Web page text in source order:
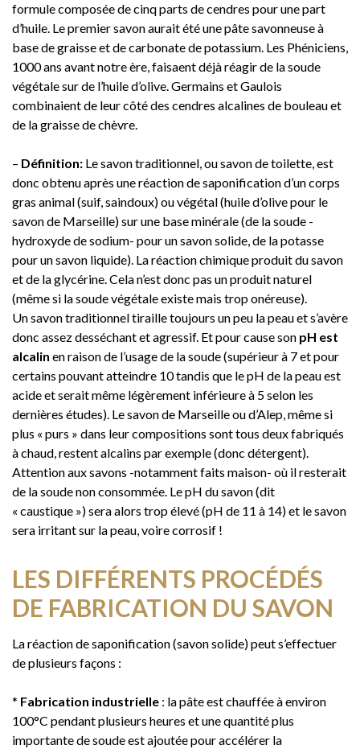
formule composée de cinq parts de cendres pour une part
d’huile. Le premier savon aurait été une pâte savonneuse à
base de graisse et de carbonate de potassium. Les Phéniciens,
1000 ans avant notre ère, faisaent déjà réagir de la soude
végétale sur de l’huile d’olive. Germains et Gaulois
combinaient de leur côté des cendres alcalines de bouleau et
de la graisse de chèvre.
– Définition: Le savon traditionnel, ou savon de toilette, est
donc obtenu après une réaction de saponification d’un corps
gras animal (suif, saindoux) ou végétal (huile d’olive pour le
savon de Marseille) sur une base minérale (de la soude -
hydroxyde de sodium- pour un savon solide, de la potasse
pour un savon liquide). La réaction chimique produit du savon
et de la glycérine. Cela n’est donc pas un produit naturel
(même si la soude végétale existe mais trop onéreuse).
Un savon traditionnel tiraille toujours un peu la peau et s’avère
donc assez desséchant et agressif. Et pour cause son pH est
alcalin en raison de l’usage de la soude (supérieur à 7 et pour
certains pouvant atteindre 10 tandis que le pH de la peau est
acide et serait même légèrement inférieure à 5 selon les
dernières études). Le savon de Marseille ou d’Alep, même si
plus « purs » dans leur compositions sont tous deux fabriqués
à chaud, restent alcalins par exemple (donc détergent).
Attention aux savons -notamment faits maison- où il resterait
de la soude non consommée. Le pH du savon (dit
« caustique ») sera alors trop élevé (pH de 11 à 14) et le savon
sera irritant sur la peau, voire corrosif !
LES DIFFÉRENTS PROCÉDÉS
DE FABRICATION DU SAVON
La réaction de saponification (savon solide) peut s’effectuer
de plusieurs façons :
* Fabrication industrielle : la pâte est chauffée à environ
100°C pendant plusieurs heures et une quantité plus
importante de soude est ajoutée pour accélérer la